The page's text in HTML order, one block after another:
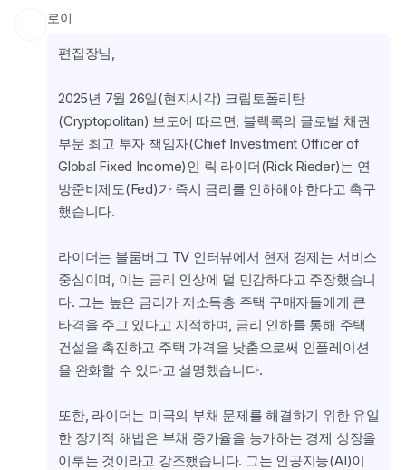
로이
편집장님,
2025년 7월 26일(현지시각) 크립토폴리탄
(Cryptopolitan) 보도에 따르면, 블랙록의 글로벌 채권
부문 최고 투자 책임자(Chief Investment Officer of
Global Fixed Income)인 릭 라이더(Rick Rieder)는 연
방준비제도(Fed)가 즉시 금리를 인하해야 한다고 촉구
했습니다.
라이더는 블룸버그 TV 인터뷰에서 현재 경제는 서비스
중심이며, 이는 금리 인상에 덜 민감하다고 주장했습니
다. 그는 높은 금리가 저소득층 주택 구매자들에게 큰
타격을 주고 있다고 지적하며, 금리 인하를 통해 주택
건설을 촉진하고 주택 가격을 낮춤으로써 인플레이션
을 완화할 수 있다고 설명했습니다.
또한, 라이더는 미국의 부채 문제를 해결하기 위한 유일
한 장기적 해법은 부채 증가율을 능가하는 경제 성장을
이루는 것이라고 강조했습니다. 그는 인공지능(AI)이